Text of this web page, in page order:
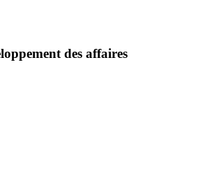
des affaires